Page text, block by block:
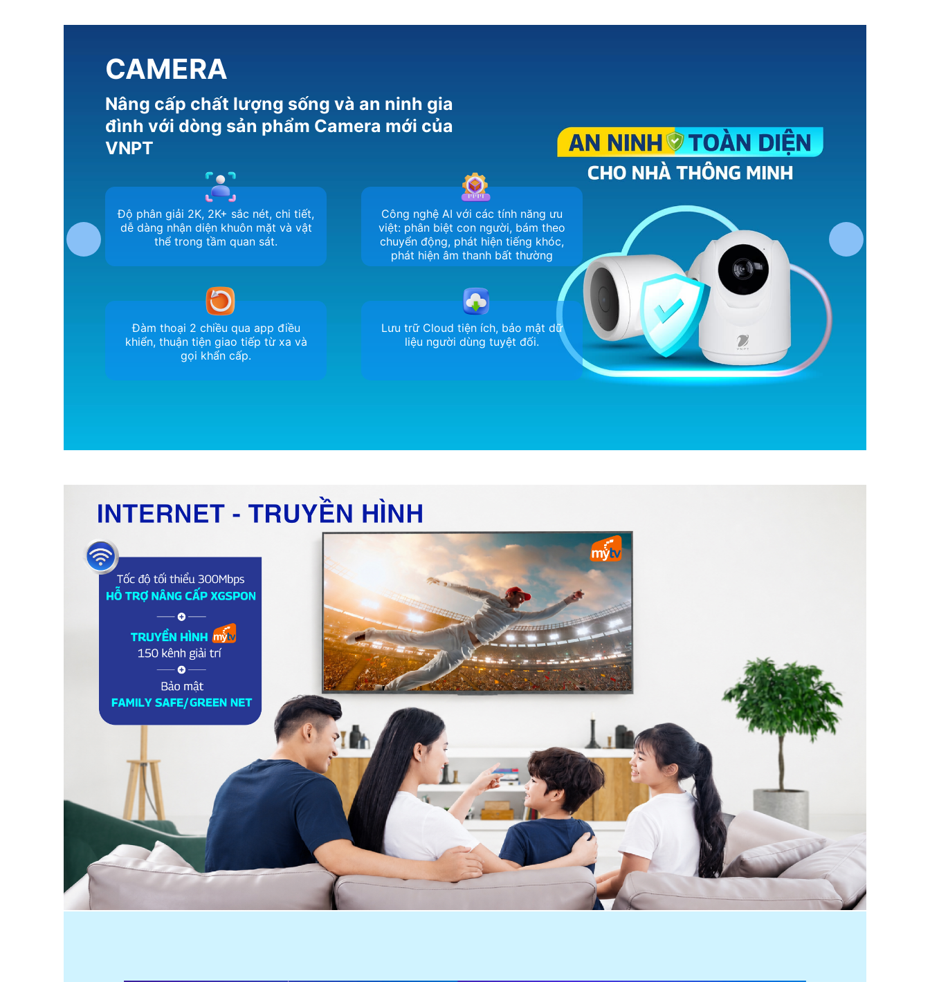
CAMERA
Nâng cấp chất lượng sống và an ninh gia
đình với dòng sản phẩm Camera mới của
VNPT
Độ phân giải 2K, 2K+ sắc nét, chi tiết,
dễ dàng nhận diện khuôn mặt và vật
thể trong tầm quan sát.
Công nghệ AI với các tính năng ưu
việt: phân biệt con người, bám theo
chuyển động, phát hiện tiếng khóc,
phát hiện âm thanh bất thường
Đàm thoại 2 chiều qua app điều
khiển, thuận tiện giao tiếp từ xa và
gọi khẩn cấp.
Lưu trữ Cloud tiện ích, bảo mật dữ
liệu người dùng tuyệt đối.